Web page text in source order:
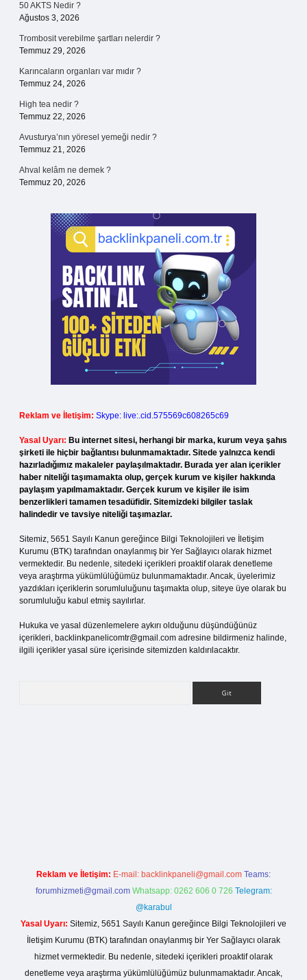
50 AKTS Nedir ?
Ağustos 3, 2026
Trombosit verebilme şartları nelerdir ?
Temmuz 29, 2026
Karıncaların organları var mıdır ?
Temmuz 24, 2026
High tea nedir ?
Temmuz 22, 2026
Avusturya’nın yöresel yemeği nedir ?
Temmuz 21, 2026
Ahval kelâm ne demek ?
Temmuz 20, 2026
Reklam ve İletişim: Skype: live:.cid.575569c608265c69
Yasal Uyarı: Bu internet sitesi, herhangi bir marka, kurum veya şahıs
şirketi ile hiçbir bağlantısı bulunmamaktadır. Sitede yalnızca kendi
hazırladığımız makaleler paylaşılmaktadır. Burada yer alan içerikler
haber niteliği taşımamakta olup, gerçek kurum ve kişiler hakkında
paylaşım yapılmamaktadır. Gerçek kurum ve kişiler ile isim
benzerlikleri tamamen tesadüfidir. Sitemizdeki bilgiler taslak
halindedir ve tavsiye niteliği taşımazlar.
Sitemiz, 5651 Sayılı Kanun gereğince Bilgi Teknolojileri ve İletişim
Kurumu (BTK) tarafından onaylanmış bir Yer Sağlayıcı olarak hizmet
vermektedir. Bu nedenle, sitedeki içerikleri proaktif olarak denetleme
veya araştırma yükümlülüğümüz bulunmamaktadır. Ancak, üyelerimiz
yazdıkları içeriklerin sorumluluğunu taşımakta olup, siteye üye olarak bu
sorumluluğu kabul etmiş sayılırlar.
Hukuka ve yasal düzenlemelere aykırı olduğunu düşündüğünüz
içerikleri, backlinkpanelicomtr@gmail.com adresine bildirmeniz halinde,
ilgili içerikler yasal süre içerisinde sitemizden kaldırılacaktır.
Reklam ve İletişim: E-mail: backlinkpaneli@gmail.com Teams:
forumhizmeti@gmail.com Whatsapp: 0262 606 0 726 Telegram:
@karabul
Yasal Uyarı: Sitemiz, 5651 Sayılı Kanun gereğince Bilgi Teknolojileri ve
İletişim Kurumu (BTK) tarafından onaylanmış bir Yer Sağlayıcı olarak
hizmet vermektedir. Bu nedenle, sitedeki içerikleri proaktif olarak
denetleme veya araştırma yükümlülüğümüz bulunmamaktadır. Ancak,